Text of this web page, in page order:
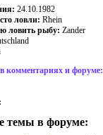
24.10.1982
ловли: Rhein
ловить рыбу: Zander
комментариях и форуме:
темы в форуме: